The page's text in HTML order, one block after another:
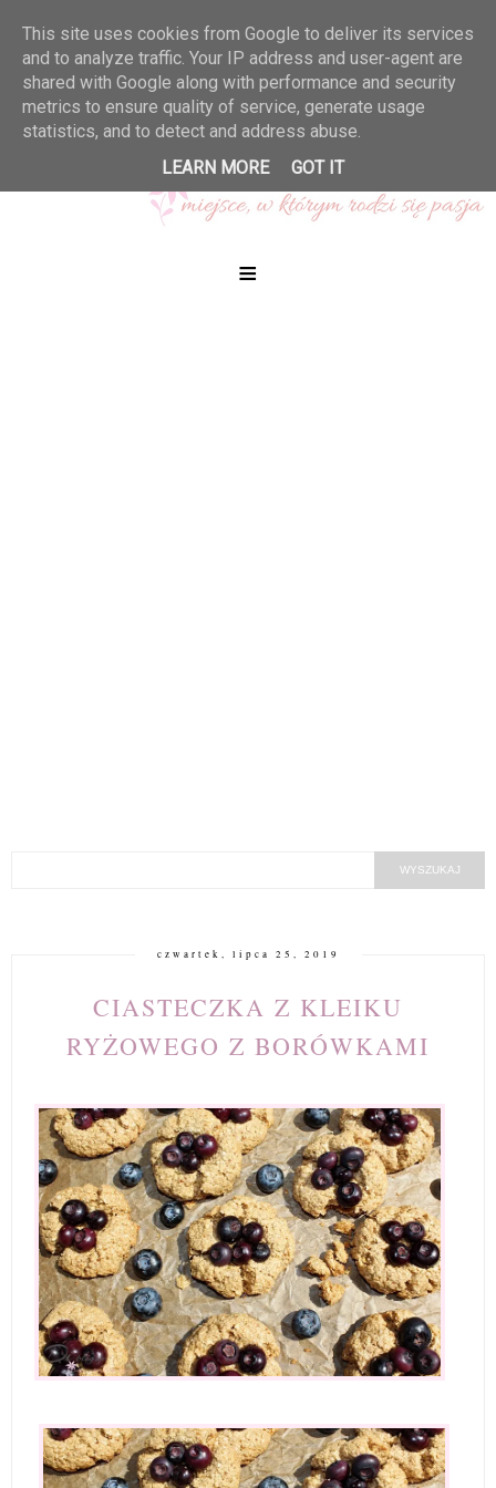
≡
czwartek, lipca 25, 2019
CIASTECZKA Z KLEIKU
RYŻOWEGO Z BORÓWKAMI
This site uses cookies from Google to deliver its services
and to analyze traffic. Your IP address and user-agent are
shared with Google along with performance and security
metrics to ensure quality of service, generate usage
statistics, and to detect and address abuse.
LEARN MORE
GOT IT